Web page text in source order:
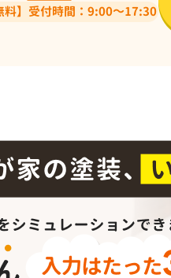
料】受付時間：9:00～17:30